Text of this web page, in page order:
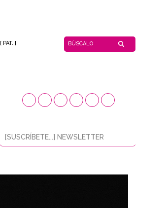
[ PAT. ]
[SUSCRÍBETE...] NEWSLETTER